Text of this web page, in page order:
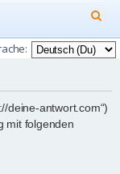
u
c
e
deine-antwort.com“)
mit folgenden